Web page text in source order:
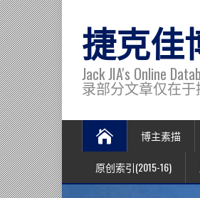
捷克佳
Jack JIA's Online
录部分文章仅在于
博主素描
原创索引(2015-16)